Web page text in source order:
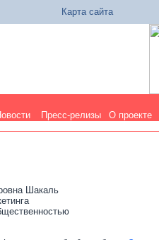
Карта сайта
Пресс-релизы О проекте
Шакаль